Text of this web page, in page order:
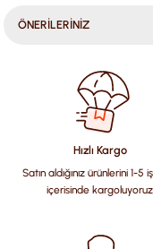
ÖNERİLERİNİZ
konularda yetersiz
kullanarak tarafımıza
Görüş ve önerileriniz
Ürün resmi kalitesiz,
Ürün
Ürün bilgilerinde
Hızlı Kargo
Satın aldığınız ürünlerini 1-5
içerisinde